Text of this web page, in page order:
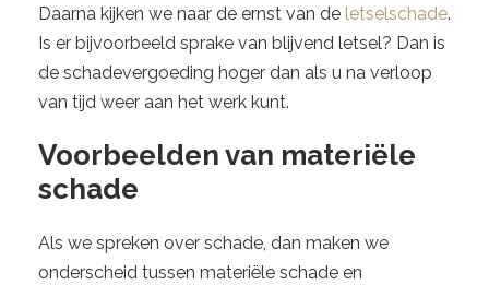
Daarna kijken we naar de ernst van de letselschade.
Is er bijvoorbeeld sprake van blijvend letsel? Dan is
de schadevergoeding hoger dan als u na verloop
van tijd weer aan het werk kunt.
Voorbeelden van materiële
schade
Als we spreken over schade, dan maken we
onderscheid tussen materiële schade en